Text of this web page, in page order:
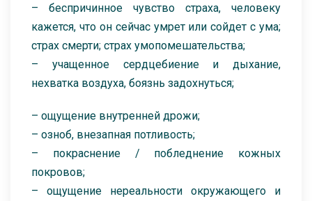
– беспричинное чувство страха, человеку
кажется, что он сейчас умрет или сойдет с ума;
страх смерти; страх умопомешательства;
– учащенное сердцебиение и дыхание,
нехватка воздуха, боязнь задохнуться;
– ощущение внутренней дрожи;
– озноб, внезапная потливость;
– покраснение / побледнение кожных
покровов;
– ощущение нереальности окружающего и